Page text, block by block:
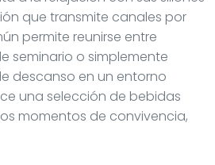
que transmite canales por
permite reunirse entre
seminario o simplemente
descanso en un entorno
una selección de bebidas
momentos de convivencia,